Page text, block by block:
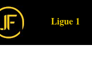
Ligue 1